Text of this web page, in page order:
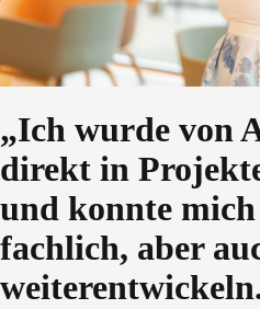
„Ich wurde von
direkt in
und konnte mich
fachlich, aber